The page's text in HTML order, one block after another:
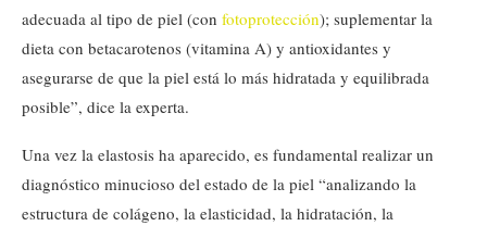
adecuada al tipo de piel (con fotoprotección); suplementar la
dieta con betacarotenos (vitamina A) y antioxidantes y
asegurarse de que la piel está lo más hidratada y equilibrada
posible”, dice la experta.
Una vez la elastosis ha aparecido, es fundamental realizar un
diagnóstico minucioso del estado de la piel “analizando la
estructura de colágeno, la elasticidad, la hidratación, la